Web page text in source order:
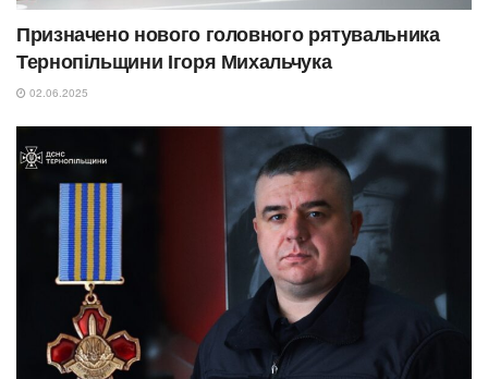
Призначено нового головного рятувальника
Тернопільщини Ігоря Михальчука
02.06.2025